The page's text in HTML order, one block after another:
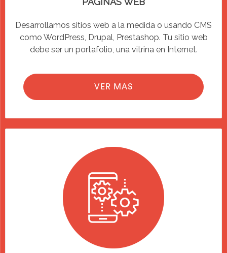
Desarrollamos sitios web a la medida o usando CMS
como WordPress, Drupal, Prestashop. Tu sitio web
debe ser un portafolio, una vitrina en Internet.
VER MAS